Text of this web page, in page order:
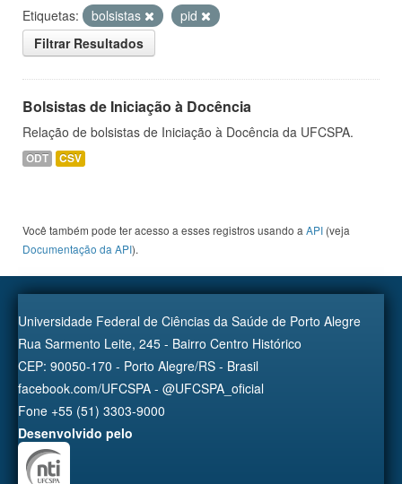
Etiquetas:
bolsistas
pid
Filtrar Resultados
Bolsistas de Iniciação à Docência
Relação de bolsistas de Iniciação à Docência da UFCSPA.
ODT CSV
Você também pode ter acesso a esses registros usando a API (veja
Documentação da API).
Universidade Federal de Ciências da Saúde de Porto Alegre
Rua Sarmento Leite, 245 - Bairro Centro Histórico
CEP: 90050-170 - Porto Alegre/RS - Brasil
facebook.com/UFCSPA - @UFCSPA_oficial
Fone +55 (51) 3303-9000
Desenvolvido pelo